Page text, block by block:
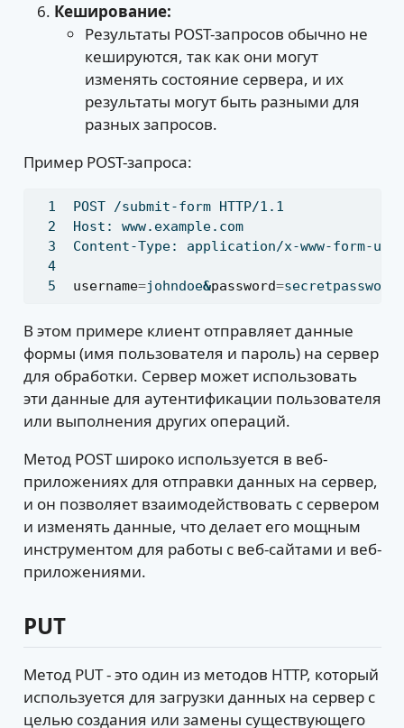
Кеширование:
Результаты POST-запросов обычно не
кешируются, так как они могут
изменять состояние сервера, и их
результаты могут быть разными для
разных запросов.
Пример POST-запроса:
POST /submit-form HTTP/1.1
Host:
www.example.com
Content-Type:
application/x-www-form-
username=johndoe&password=secretpassword
В этом примере клиент отправляет данные
формы (имя пользователя и пароль) на сервер
для обработки. Сервер может использовать
эти данные для аутентификации пользователя
или выполнения других операций.
Метод POST широко используется в веб-
приложениях для отправки данных на сервер,
и он позволяет взаимодействовать с сервером
и изменять данные, что делает его мощным
инструментом для работы с веб-сайтами и веб-
приложениями.
PUT
Метод PUT - это один из методов HTTP, который
используется для загрузки данных на сервер с
целью создания или замены существующего